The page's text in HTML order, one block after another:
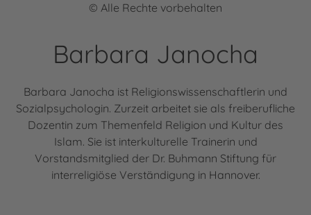
© Alle Rechte vorbehalten
Barbara Janocha
Barbara Janocha ist Religionswissenschaftlerin und
Sozialpsychologin. Zurzeit arbeitet sie als freiberufliche
Dozentin zum Themenfeld Religion und Kultur des
Islam. Sie ist interkulturelle Trainerin und
Vorstandsmitglied der Dr. Buhmann Stiftung für
interreligiöse Verständigung in Hannover.